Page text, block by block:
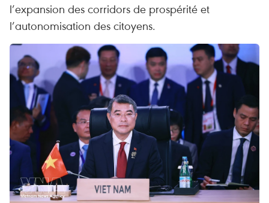
l’expansion des corridors de prospérité et
l’autonomisation des citoyens.